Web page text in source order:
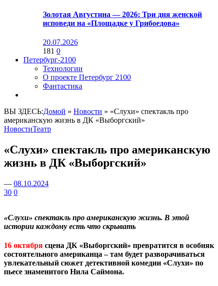
Золотая Августина — 2026: Три дня женской
исповеди на «Площадке у Грибоедова»
20.07.2026
181 0
Петербург-2100
Технологии
О проекте Петербург 2100
Фантастика
ВЫ ЗДЕСЬ:Домой » Новости » «Слухи» спектакль про
американскую жизнь в ДК «Выборгский»
НовостиТеатр
«Слухи» спектакль про американскую
жизнь в ДК «Выборгский»
— 08.10.2024
30 0
«Слухи» спектакль про американскую жизнь. В этой
истории каждому есть что скрывать
16 октября сцена ДК «Выборгский» превратится в особняк
состоятельного американца – там будет разворачиваться
увлекательный сюжет детективной комедии «Слухи» по
пьесе знаменитого Нила Саймона.